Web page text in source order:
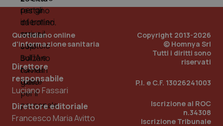
Quotidiano online
d'informazione sanitaria
Direttore
responsabile
Luciano Fassari
Direttore editoriale
Francesco Maria Avitto
Copyright 2013-2026
© Homnya Srl
Tutti i diritti sono
riservati
P.I. e C.F. 13026241003
Iscrizione al ROC
n.34308
Iscrizione Tribunale
PHPSESSID